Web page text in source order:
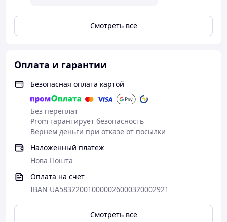
Смотреть всё
Оплата и гарантии
Безопасная оплата картой
Без переплат
Prom гарантирует безопасность
Вернем деньги при отказе от посылки
Наложенный платеж
Нова Пошта
Оплата на счет
IBAN UA583220010000026000320002921
Смотреть всё